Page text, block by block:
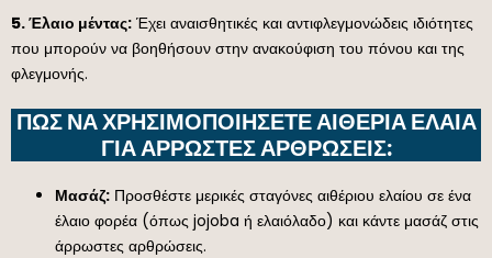
5. Έλαιο μέντας: Έχει αναισθητικές και αντιφλεγμονώδεις ιδιότητες
που μπορούν να βοηθήσουν στην ανακούφιση του πόνου και της
φλεγμονής.
ΠΏΣ ΝΑ ΧΡΗΣΙΜΟΠΟΙΉΣΕΤΕ ΑΙΘΈΡΙΑ ΈΛΑΙΑ
ΓΙΑ ΆΡΡΩΣΤΕΣ ΑΡΘΡΏΣΕΙΣ:
Μασάζ: Προσθέστε μερικές σταγόνες αιθέριου ελαίου σε ένα
έλαιο φορέα (όπως jojoba ή ελαιόλαδο) και κάντε μασάζ στις
άρρωστες αρθρώσεις.